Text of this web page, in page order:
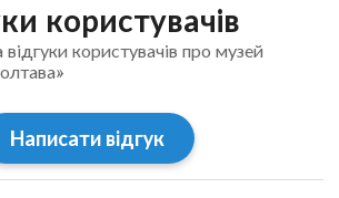
користувачів
користувачів про музей
Написати відгук